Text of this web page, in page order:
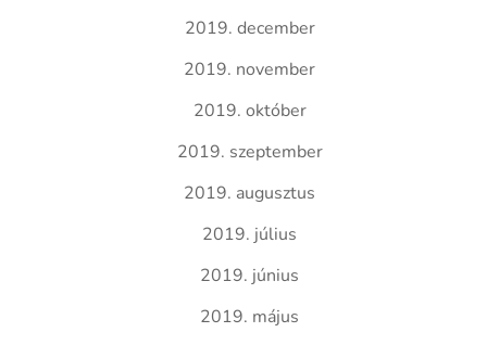
2019. december
2019. november
2019. október
2019. szeptember
2019. augusztus
2019. július
2019. június
2019. május